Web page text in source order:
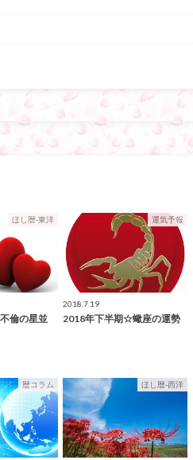
ほし暦-東洋
倫の星並
運気予報
2018.7.19
2018年下半期☆蠍座の運勢
暦コラム ほし暦-西洋